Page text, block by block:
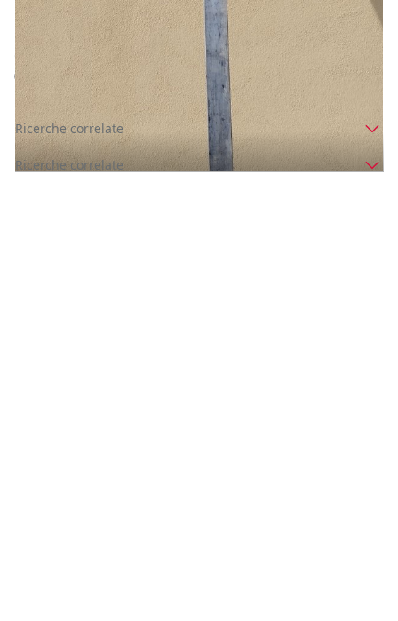
Inserito il: 12/10/2022
Gualdo Tadino (Perugia)
Annuncio scaduto
Codice annuncio:1457278927
Ricerche correlate
Ricerche correlate